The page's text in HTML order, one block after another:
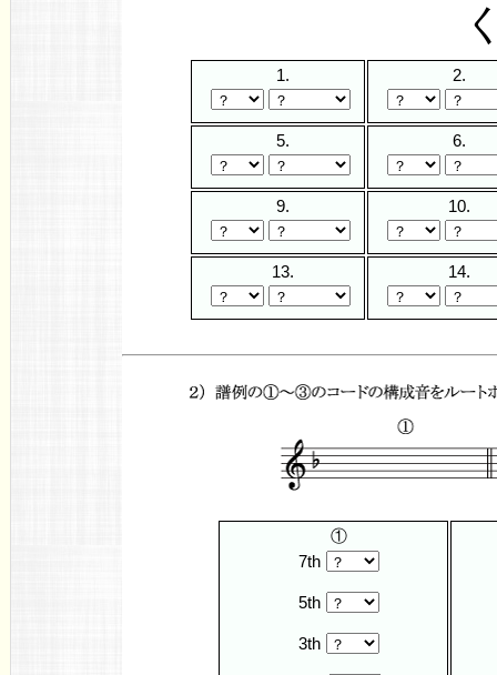
1. 2.
5. 6.
9. 10.
13. 14.
①
7th
5th
3th